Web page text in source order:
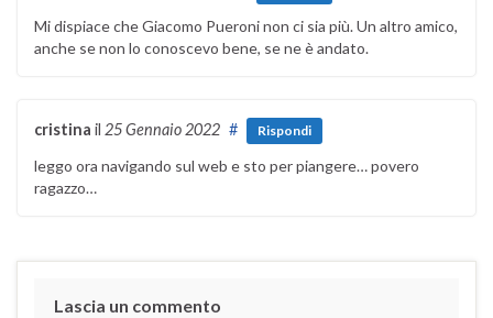
Mi dispiace che Giacomo Pueroni non ci sia più. Un altro amico,
anche se non lo conoscevo bene, se ne è andato.
cristina il 25 Gennaio 2022 # Rispondi
leggo ora navigando sul web e sto per piangere… povero
ragazzo…
Lascia un commento